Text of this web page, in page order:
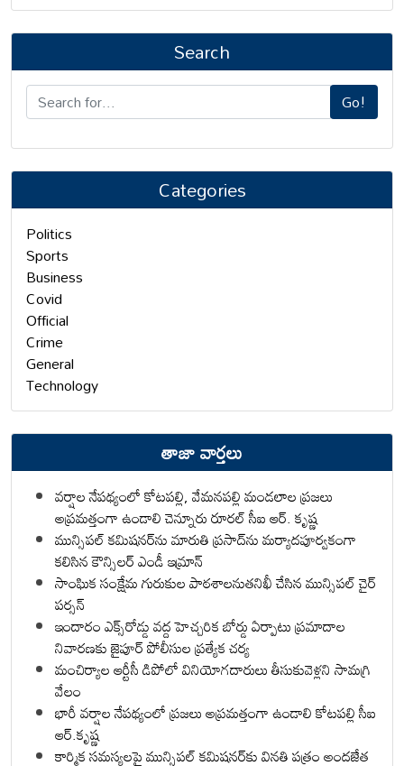
Search
Go!
Categories
Politics
Sports
Business
Covid
Official
Crime
General
Technology
తాజా వార్తలు
వర్షాల నేపథ్యంలో కోటపల్లి, వేమనపల్లి మండలాల ప్రజలు
అప్రమత్తంగా ఉండాలి చెన్నూరు రూరల్ సీఐ ఆర్. కృష్ణ
మున్సిపల్ కమిషనర్‌ను మారుతి ప్రసాద్‌ను మర్యాదపూర్వకంగా
కలిసిన కౌన్సిలర్ ఎండీ ఇమ్రాన్ ​
సాంఘిక సంక్షేమ గురుకుల పాఠశాలనుతనిఖీ చేసిన మున్సిపల్ చైర్
పర్సన్
ఇందారం ఎక్స్‌రోడ్డు వద్ద హెచ్చరిక బోర్డు ఏర్పాటు ప్రమాదాల
నివారణకు జైపూర్ పోలీసుల ప్రత్యేక చర్య
మంచిర్యాల ఆర్టీసీ డిపోలో వినియోగదారులు తీసుకువెళ్లని సామగ్రి
వేలం
భారీ వర్షాల నేపథ్యంలో ప్రజలు అప్రమత్తంగా ఉండాలి కోటపల్లి సీఐ
ఆర్.కృష్ణ
కార్మిక సమస్యలపై మున్సిపల్ కమిషనర్‌కు వినతి పత్రం అందజేత